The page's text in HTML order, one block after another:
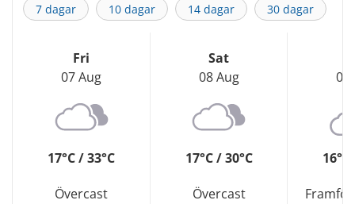
7 dagar 10 dagar 14 dagar 30 dagar
Fri
07 Aug
17°C / 33°C
Övercast
Sat
08 Aug
17°C / 30°C
Övercast
09
16°C